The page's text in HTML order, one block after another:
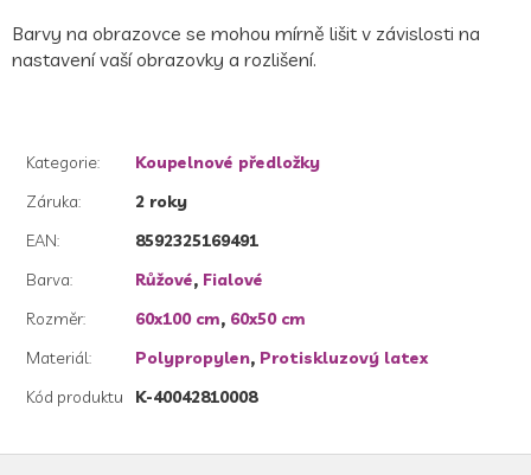
Barvy na obrazovce se mohou mírně lišit v závislosti na
nastavení vaší obrazovky a rozlišení.
Kategorie:
Koupelnové předložky
Záruka:
2 roky
EAN:
8592325169491
Barva: Růžové, Fialové
Rozměr: 60x100 cm, 60x50 cm
Materiál: Polypropylen, Protiskluzový latex
Kód produktu
K-40042810008